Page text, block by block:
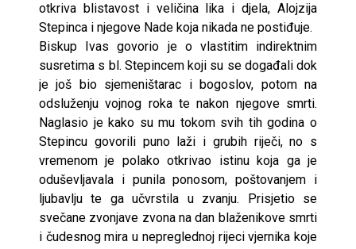
otkriva blistavost i veličina lika i djela, Alojzija
Stepinca i njegove Nade koja nikada ne postiđuje.
Biskup Ivas govorio je o vlastitim indirektnim
susretima s bl. Stepincem koji su se događali dok
je još bio sjemeništarac i bogoslov, potom na
odsluženju vojnog roka te nakon njegove smrti.
Naglasio je kako su mu tokom svih tih godina o
Stepincu govorili puno laži i grubih riječi, no s
vremenom je polako otkrivao istinu koja ga je
oduševljavala i punila ponosom, poštovanjem i
ljubavlju te ga učvrstila u zvanju. Prisjetio se
svečane zvonjave zvona na dan blaženikove smrti
i čudesnog mira u nepreglednoj rijeci vjernika koje